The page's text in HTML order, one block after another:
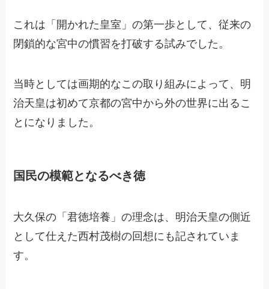
これは「開かれた皇室」の第一歩として、従来の
閉鎖的な宮中の慣習を打破する試みでした。
当時としては画期的なこの取り組みによって、明
治天皇は初めて京都の宮中から外の世界に出るこ
とになりました。
国民の模範となるべき徳
大久保の「君徳培養」の理念は、明治天皇の側近
として仕えた西村茂樹の回想にも記されていま
す。